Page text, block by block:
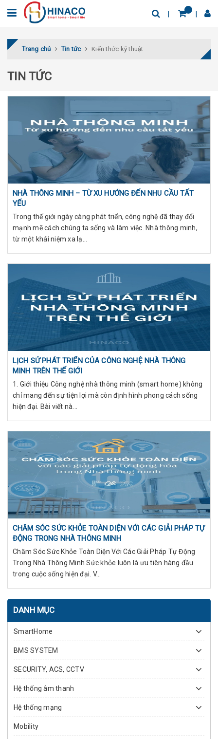
Trang chủ Tin tức Kiến thức kỹ thuật
TIN TỨC
NHÀ THÔNG MINH – TỪ XU HƯỚNG ĐẾN NHU CẦU TẤT
YẾU
Trong thế giới ngày càng phát triển, công nghệ đã thay đổi
mạnh mẽ cách chúng ta sống và làm việc. Nhà thông minh,
từ một khái niệm xa lạ...
LỊCH SỬ PHÁT TRIỂN CỦA CÔNG NGHỆ NHÀ THÔNG
MINH TRÊN THẾ GIỚI
1. Giới thiệu Công nghệ nhà thông minh (smart home) không
chỉ mang đến sự tiện lợi mà còn định hình phong cách sống
hiện đại. Bài viết nà...
CHĂM SÓC SỨC KHỎE TOÀN DIỆN VỚI CÁC GIẢI PHÁP TỰ
ĐỘNG TRONG NHÀ THÔNG MINH
Chăm Sóc Sức Khỏe Toàn Diện Với Các Giải Pháp Tự Động
Trong Nhà Thông Minh Sức khỏe luôn là ưu tiên hàng đầu
trong cuộc sống hiện đại. V...
DANH MỤC
SmartHome
BMS SYSTEM
SECURITY, ACS, CCTV
Hệ thống âm thanh
Hệ thống mạng
Mobility